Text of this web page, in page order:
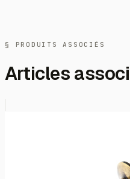
§ PRODUITS ASSOCIÉS
Articles